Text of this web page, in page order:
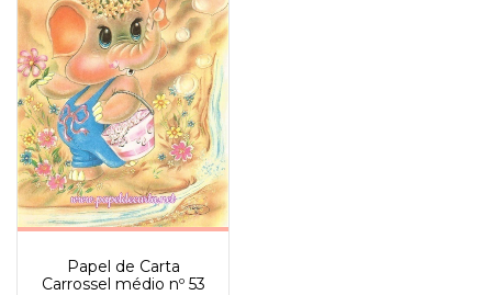
Papel de Carta
Carrossel médio nº 53